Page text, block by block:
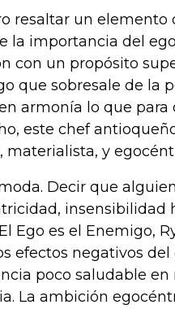
resaltar un elemento
la importancia del
con un propósito
que sobresale de la
armonía lo que
este chef
materialista, y
Decir que
insensibilidad
Ego es el Enemigo,
efectos negativos
poco saludable en
La ambición